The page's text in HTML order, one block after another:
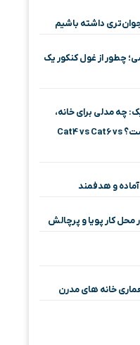
داشته باشیم
چطور از غول کنکور یک
چه مدلی برای خانه،
شرکت و محیط‌های پرتراکم مناسب است؟ Cat4 vs Cat6 vs
آماده و هدفمند
محل کار پویا و پرچالش